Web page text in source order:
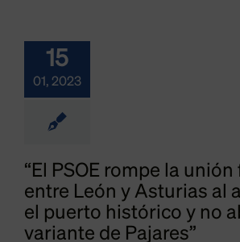
15
01, 2023
“El PSOE rompe la
entre León y Asturias al
el puerto histórico y no
variante de Pajares”